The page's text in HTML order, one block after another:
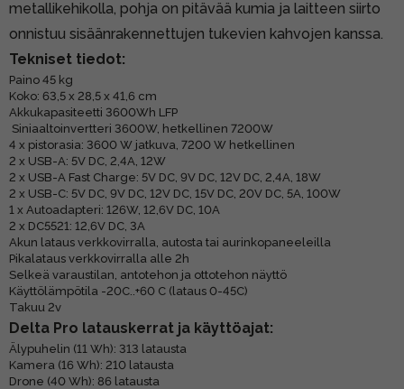
metallikehikolla, pohja on pitävää kumia ja laitteen siirto
onnistuu sisäänrakennettujen tukevien kahvojen kanssa.
Tekniset tiedot:
Paino 45 kg
Koko: 63,5 x 28,5 x 41,6 cm
Akkukapasiteetti 3600Wh LFP
Siniaaltoinvertteri 3600W, hetkellinen 7200W
4 x pistorasia: 3600 W jatkuva, 7200 W hetkellinen
2 x USB-A: 5V DC, 2,4A, 12W
2 x USB-A Fast Charge: 5V DC, 9V DC, 12V DC, 2,4A, 18W
2 x USB-C: 5V DC, 9V DC, 12V DC, 15V DC, 20V DC, 5A, 100W
1 x Autoadapteri: 126W, 12,6V DC, 10A
2 x DC5521: 12,6V DC, 3A
Akun lataus verkkovirralla, autosta tai aurinkopaneeleilla
Pikalataus verkkovirralla alle 2h
Selkeä varaustilan, antotehon ja ottotehon näyttö
Käyttölämpötila -20C..+60 C (lataus 0-45C)
Takuu 2v
Delta Pro latauskerrat ja käyttöajat:
Älypuhelin (11 Wh): 313 latausta
Kamera (16 Wh): 210 latausta
Drone (40 Wh): 86 latausta